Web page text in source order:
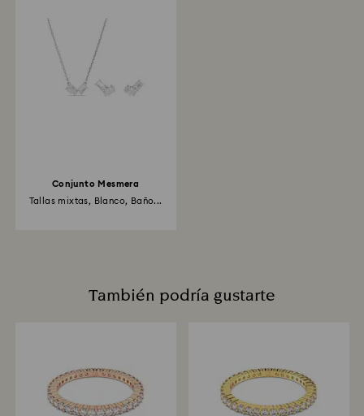
Conjunto Mesmera
Tallas mixtas, Blanco, Baño...
También podría gustarte